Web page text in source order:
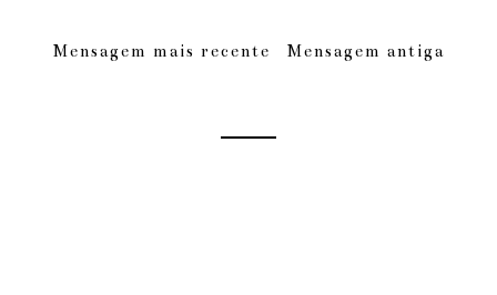
Mensagem mais recente Mensagem antiga